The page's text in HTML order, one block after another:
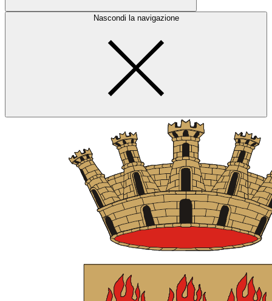
Nascondi la navigazione